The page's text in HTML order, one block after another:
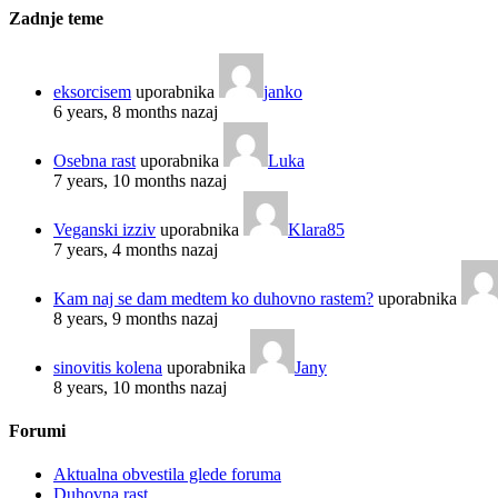
Zadnje teme
eksorcisem uporabnika
janko
6 years, 8 months nazaj
Osebna rast uporabnika
Luka
7 years, 10 months nazaj
Veganski izziv uporabnika
Klara85
7 years, 4 months nazaj
Kam naj se dam medtem ko duhovno rastem? uporabnika
8 years, 9 months nazaj
sinovitis kolena uporabnika
Jany
8 years, 10 months nazaj
Forumi
Aktualna obvestila glede foruma
Duhovna rast